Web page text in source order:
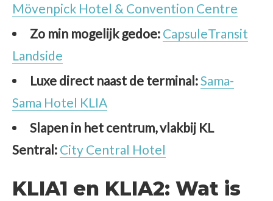
Mövenpick Hotel & Convention Centre
Zo min mogelijk gedoe: CapsuleTransit
Landside
Luxe direct naast de terminal:Sama-
Sama Hotel KLIA
Slapen in het centrum, vlakbij KL
Sentral: City Central Hotel
KLIA1 en KLIA2: Wat is